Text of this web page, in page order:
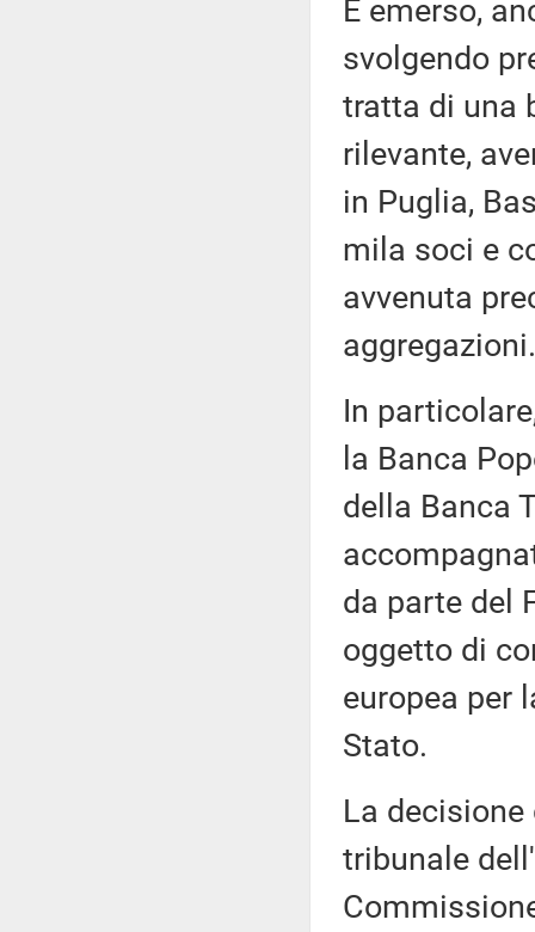
È emerso,
svolgendo
tratta di una
rilevante,
in Puglia,
mila soci e
avvenuta
aggregazioni.
In
la Banca
della Banca
da parte del
oggetto di
europea per
Stato.
La
tribunale